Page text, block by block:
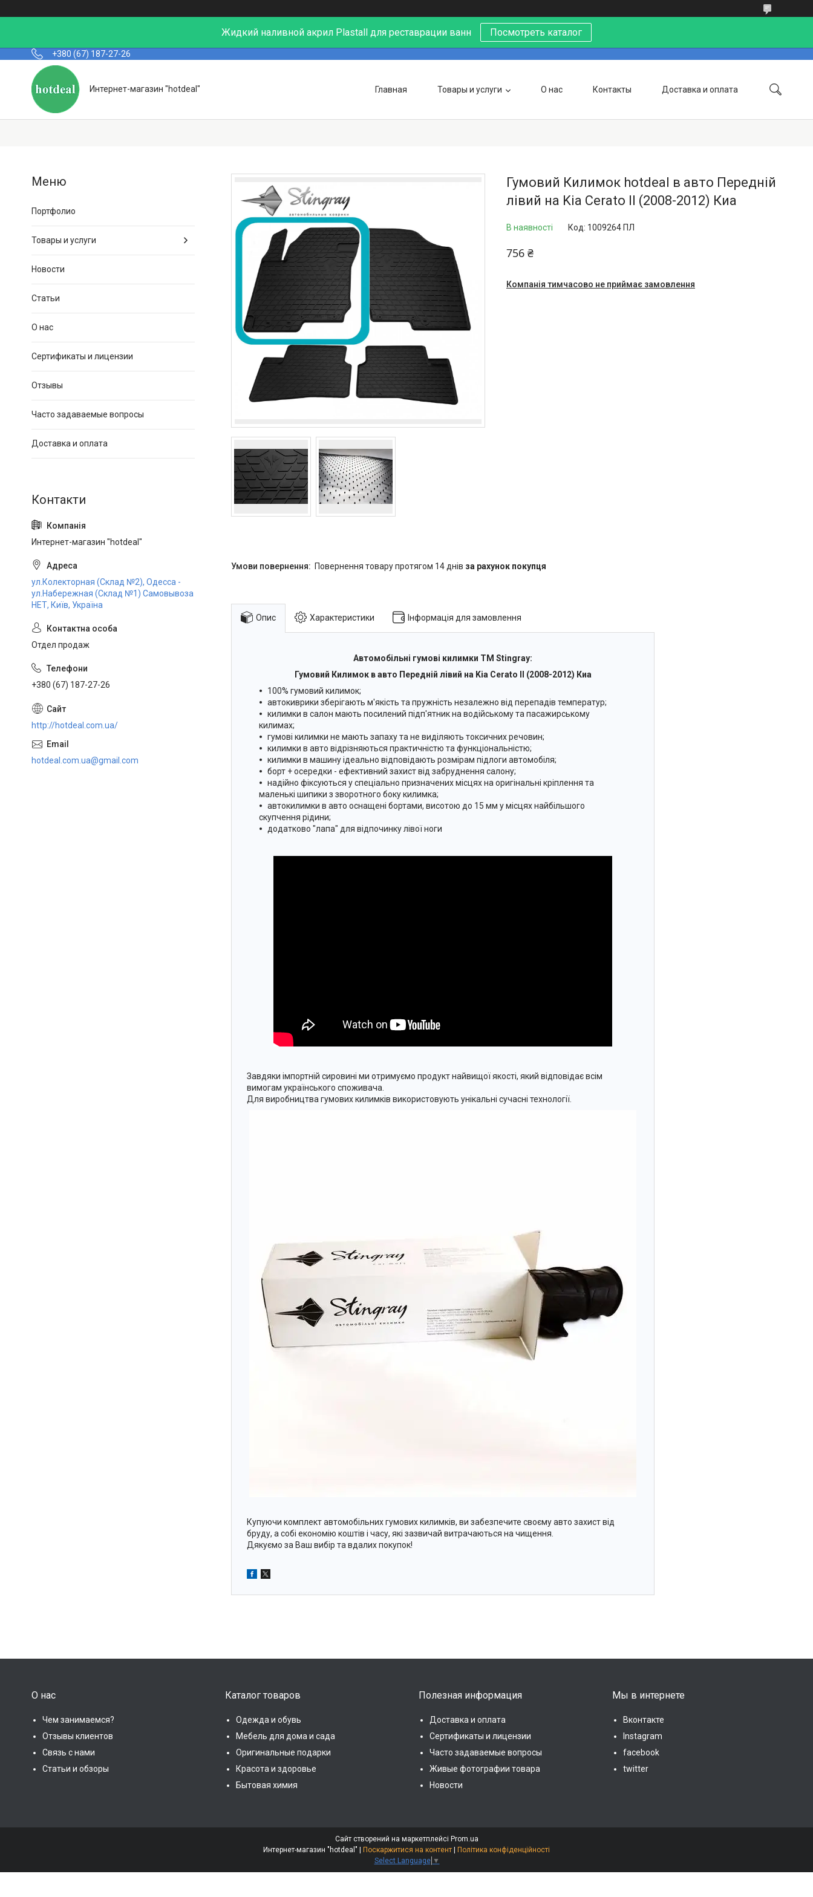
Жидкий наливной акрил Plastall для реставрации ванн Посмотреть каталог
+380 (67) 187-27-26
Интернет-магазин "hotdeal" Главная Товары и услуги О нас Контакты Доставка и оплата
Гумовий Килимок hotdeal в авто Передній
лівий на Kia Cerato II (2008-2012) Киа
В наявності Код: 1009264 ПЛ
756 ₴
Компанія тимчасово не приймає замовлення
повернення товару протягом 14 днів за рахунок покупця
Опис Характеристики Інформація для замовлення
Автомобільні гумові килимки ТМ Stingray:
Гумовий Килимок в авто Передній лівий на Kia Cerato II (2008-2012) Киа
100% гумовий килимок;
автокиврики зберігають м'якість та пружність незалежно від перепадів температур;
килимки в салон мають посилений підп'ятник на водійському та пасажирському
килимах;
гумові килимки не мають запаху та не виділяють токсичних речовин;
килимки в авто відрізняються практичністю та функціональністю;
килимки в машину ідеально відповідають розмірам підлоги автомобіля;
борт + осередки - ефективний захист від забруднення салону;
надійно фіксуються у спеціально призначених місцях на оригінальні кріплення та
маленькі шипики з зворотного боку килимка;
автокилимки в авто оснащені бортами, висотою до 15 мм у місцях найбільшого
скупчення рідини;
додатково "лапа" для відпочинку лівої ноги
Завдяки імпортній сировині ми отримуємо продукт найвищої якості, який відповідає всім
вимогам українського споживача.
Для виробництва гумових килимків використовують унікальні сучасні технології.
Купуючи комплект автомобільних гумових килимків, ви забезпечите своєму авто захист від
бруду, а собі економію коштів і часу, які зазвичай витрачаються на чищення.
Дякуємо за Ваш вибір та вдалих покупок!
Портфолио
Товары и услуги
Новости
Статьи
О нас
Сертификаты и лицензии
Отзывы
Часто задаваемые вопросы
Доставка и оплата
Интернет-магазин "hotdeal"
ул.Колекторная (Склад №2), Одесса -
ул.Набережная (Склад №1) Самовывоза
НЕТ, Київ, Україна
Отдел продаж
+380 (67) 187-27-26
http://hotdeal.com.ua/
hotdeal.com.ua@gmail.com
О нас
Чем занимаемся?
Отзывы клиентов
Связь с нами
Статьи и обзоры
Каталог товаров
Одежда и обувь
Мебель для дома и сада
Оригинальные подарки
Красота и здоровье
Бытовая химия
Полезная информация
Доставка и оплата
Сертификаты и лицензии
Часто задаваемые вопросы
Живые фотографии товара
Новости
Мы в интернете
Вконтакте
Instagram
facebook
twitter
Сайт створений на маркетплейсі Prom.ua
Интернет-магазин "hotdeal" | Поскаржитися на контент | Політика конфіденційності
Select Language ▼